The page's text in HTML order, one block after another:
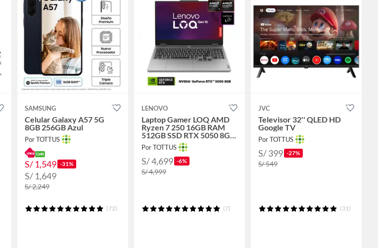
SAMSUNG
Celular Galaxy A57 5G
8GB 256GB Azul
Por TOTTUS
S/ 1,549 -31%
S/ 1,649
S/ 2,249
(72)
LENOVO
Laptop Gamer LOQ AMD
Ryzen 7 250 16GB RAM
512GB SSD RTX 5050 8GB
15.6" FHD 144Hz
Por TOTTUS
S/ 4,699 -6%
S/ 4,999
(7)
JVC
Televisor 32'' QLED HD
Google TV
Por TOTTUS
S/ 399 -27%
S/ 549
(31)